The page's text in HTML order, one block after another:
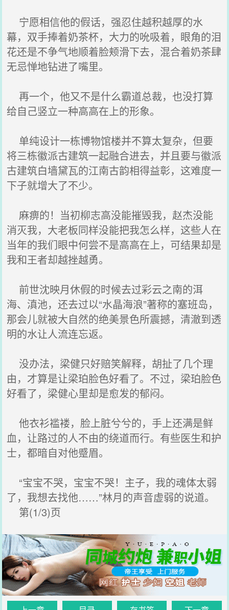
宁愿相信他的假话，强忍住越积越厚的水
幕，双手捧着奶茶杯，大力的吮吸着，眼角的泪
花还是不争气地顺着脸颊滑下去，混合着奶茶肆
无忌惮地钻进了嘴里。
再一个，他又不是什么霸道总裁，也没打算
给自己竖立一种高高在上的形象。
单纯设计一栋博物馆楼并不算太复杂，但要
将三栋徽派古建筑一起融合进去，并且要与徽派
古建筑白墙黛瓦的江南古韵相得益彰，这难度一
下子就增大了不少。
麻痹的！当初柳志高没能摧毁我，赵杰没能
消灭我，大老板同样没能把我怎么样，这些人在
当年的我们眼中何尝不是高高在上，可结果却是
我和王者却越挫越勇。
前世沈映月休假的时候去过彩云之南的洱
海、滇池，还去过以“水晶海浪”著称的塞班岛，
那会儿就被大自然的绝美景色所震撼，清澈到透
明的水让人流连忘返。
没办法，梁健只好赔笑解释，胡扯了几个理
由，才算是让梁珀脸色好看了。不过，梁珀脸色
好看了，梁健心里却是愈发的郁闷。
他衣衫褴褛，脸上脏兮兮的，手上还满是鲜
血，让路过的人不由的绕道而行。有些医生和护
士，都暗自对他蹙眉。
“宝宝不哭，宝宝不哭！主子，我的魂体太弱
了，我想去找他……”林月的声音虚弱的说道。
第(1/3)页